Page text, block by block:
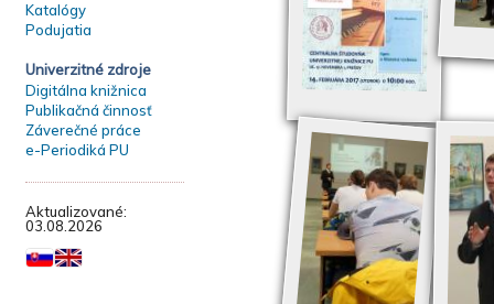
Katalógy
Podujatia
Univerzitné zdroje
Digitálna knižnica
Publikačná činnosť
Záverečné práce
e-Periodiká PU
Aktualizované:
03.08.2026